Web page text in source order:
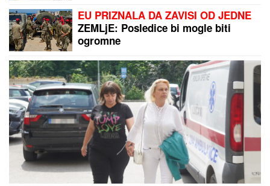
EU PRIZNALA DA ZAVISI OD JEDNE
ZEMLjE: Posledice bi mogle biti
ogromne